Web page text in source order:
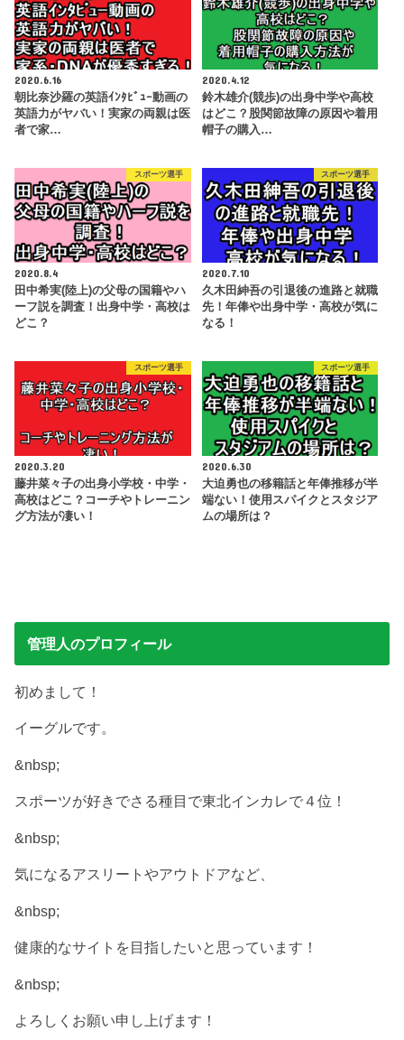
2020.6.16
朝比奈沙羅の英語ｲﾝﾀﾋﾞｭｰ動画の
英語力がヤバい！実家の両親は医
者で家…
2020.4.12
鈴木雄介(競歩)の出身中学や高校
はどこ？股関節故障の原因や着用
帽子の購入…
スポーツ選手
2020.8.4
田中希実(陸上)の父母の国籍やハ
ーフ説を調査！出身中学・高校は
どこ？
スポーツ選手
2020.7.10
久木田紳吾の引退後の進路と就職
先！年俸や出身中学・高校が気に
なる！
スポーツ選手
2020.3.20
藤井菜々子の出身小学校・中学・
高校はどこ？コーチやトレーニン
グ方法が凄い！
スポーツ選手
2020.6.30
大迫勇也の移籍話と年俸推移が半
端ない！使用スパイクとスタジア
ムの場所は？
管理人のプロフィール
初めまして！
イーグルです。
&nbsp;
スポーツが好きでさる種目で東北インカレで４位！
&nbsp;
気になるアスリートやアウトドアなど、
&nbsp;
健康的なサイトを目指したいと思っています！
&nbsp;
よろしくお願い申し上げます！